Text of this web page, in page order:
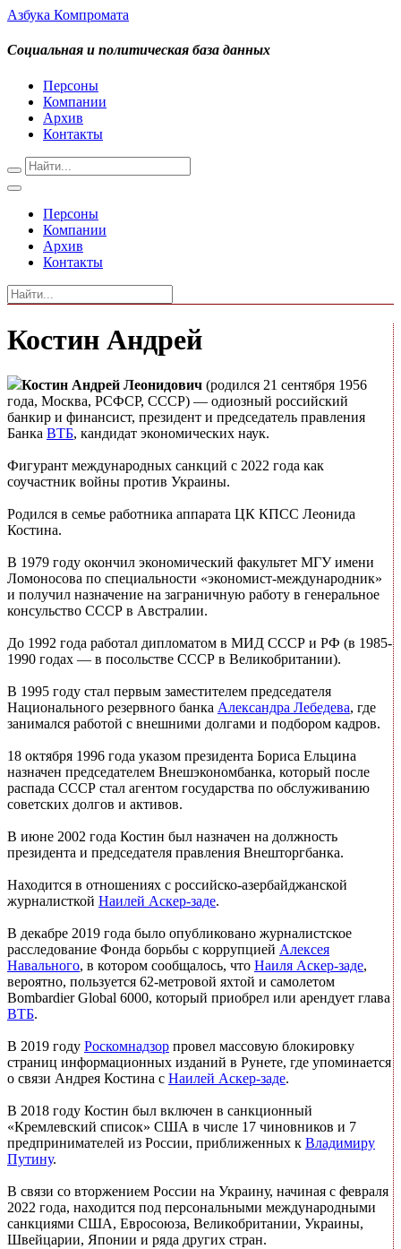
Азбука Компромата
Социальная и политическая база данных
Персоны
Компании
Архив
Контакты
Персоны
Компании
Архив
Контакты
Костин Андрей
Костин Андрей Леонидович (родился 21 сентября 1956
года, Москва, РСФСР, СССР) — одиозный российский
банкир и финансист, президент и председатель правления
Банка ВТБ, кандидат экономических наук.
Фигурант международных санкций с 2022 года как
соучастник войны против Украины.
Родился в семье работника аппарата ЦК КПСС Леонида
Костина.
В 1979 году окончил экономический факультет МГУ имени
Ломоносова по специальности «экономист-международник»
и получил назначение на заграничную работу в генеральное
консульство СССР в Австралии.
До 1992 года работал дипломатом в МИД СССР и РФ (в 1985-
1990 годах — в посольстве СССР в Великобритании).
В 1995 году стал первым заместителем председателя
Национального резервного банка Александра Лебедева, где
занимался работой с внешними долгами и подбором кадров.
18 октября 1996 года указом президента Бориса Ельцина
назначен председателем Внешэкономбанка, который после
распада СССР стал агентом государства по обслуживанию
советских долгов и активов.
В июне 2002 года Костин был назначен на должность
президента и председателя правления Внешторгбанка.
Находится в отношениях с российско-азербайджанской
журналисткой Наилей Аскер-заде.
В декабре 2019 года было опубликовано журналистское
расследование Фонда борьбы с коррупцией Алексея
Навального, в котором сообщалось, что Наиля Аскер-заде,
вероятно, пользуется 62-метровой яхтой и самолетом
Bombardier Global 6000, который приобрел или арендует глава
ВТБ.
В 2019 году Роскомнадзор провел массовую блокировку
страниц информационных изданий в Рунете, где упоминается
о связи Андрея Костина с Наилей Аскер-заде.
В 2018 году Костин был включен в санкционный
«Кремлевский список» США в числе 17 чиновников и 7
предпринимателей из России, приближенных к Владимиру
Путину.
В связи со вторжением России на Украину, начиная с февраля
2022 года, находится под персональными международными
санкциями США, Евросоюза, Великобритании, Украины,
Швейцарии, Японии и ряда других стран.